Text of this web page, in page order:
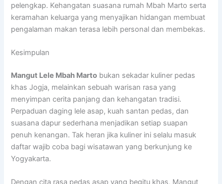
pelengkap. Kehangatan suasana rumah Mbah Marto serta
keramahan keluarga yang menyajikan hidangan membuat
pengalaman makan terasa lebih personal dan membekas.
Kesimpulan
Mangut Lele Mbah Marto bukan sekadar kuliner pedas
khas Jogja, melainkan sebuah warisan rasa yang
menyimpan cerita panjang dan kehangatan tradisi.
Perpaduan daging lele asap, kuah santan pedas, dan
suasana dapur sederhana menjadikan setiap suapan
penuh kenangan. Tak heran jika kuliner ini selalu masuk
daftar wajib coba bagi wisatawan yang berkunjung ke
Yogyakarta.
Dengan cita rasa pedas asap yang begitu khas, Mangut